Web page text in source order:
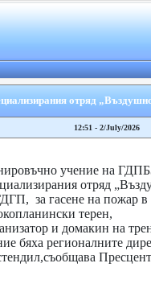
отряд
12:51 - 2/July/2026
учение на
отряд
за гасене на пожар в
терен,
и домакин на
бяха регионалните